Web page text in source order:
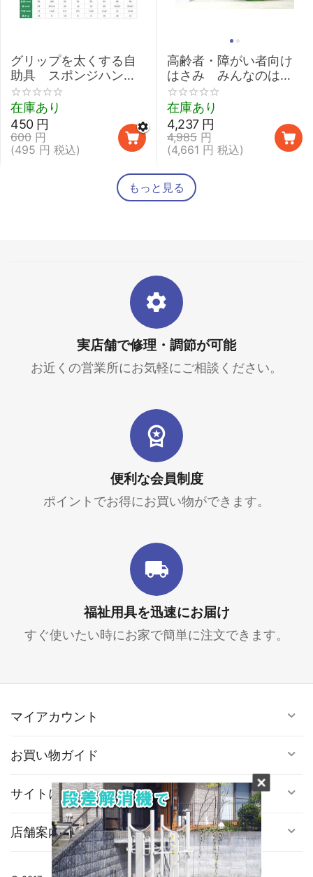
グリップを太くする自
助具 スポンジハンド
ル 【介護 握力 弱い
鉛筆 取り外し 太柄スプ
ーン】
在庫あり
600 円
450 円
(495 円 税込)
高齢者・障がい者向け
はさみ みんなのはさ
みmimi
在庫あり
4,985 円
4,237 円
(4,661 円 税込)
もっと見る
実店舗で修理・調節が可能
お近くの営業所にお気軽にご相談ください。
便利な会員制度
ポイントでお得にお買い物ができます。
福祉用具を迅速にお届け
すぐ使いたい時にお家で簡単に注文できます。
マイアカウント
お買い物ガイド
サイトについて
店舗案内